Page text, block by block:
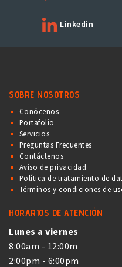
Linkedin
SOBRE NOSOTROS
Conócenos
Portafolio
Servicios
Preguntas Frecuentes
Contáctenos
Aviso de privacidad
Política de tratamiento de
Términos y condiciones de
HORARIOS DE ATENCIÓN
Lunes a viernes
8:00am - 12:00m
2:00pm - 6:00pm